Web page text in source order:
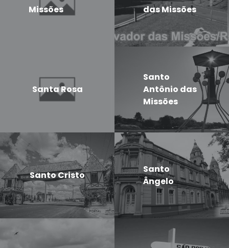
Missões
das Missões
Santa Rosa
Santo
Antônio das
Missões
Santo Cristo
Santo
Ângelo